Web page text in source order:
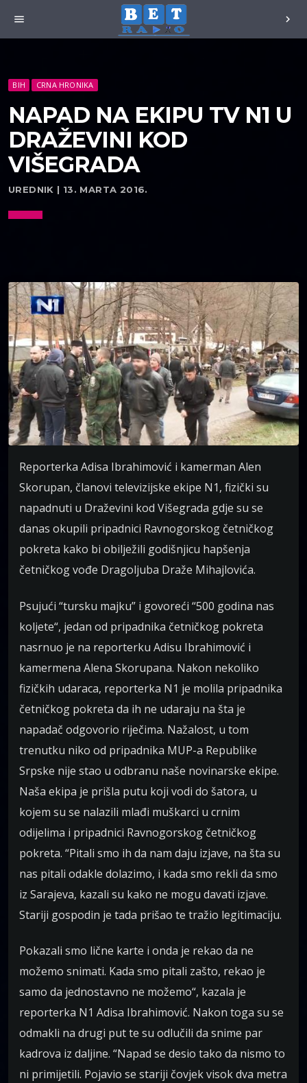
menu chevron_right
BIH CRNA HRONIKA
NAPAD NA EKIPU TV N1 U
DRAŽEVINI KOD
VIŠEGRADA
UREDNIK | 13. MARTA 2016.
Reporterka Adisa Ibrahimović i kamerman Alen
Skorupan, članovi televizijske ekipe N1, fizički su
napadnuti u Draževini kod Višegrada gdje su se
danas okupili pripadnici Ravnogorskog četničkog
pokreta kako bi obilježili godišnjicu hapšenja
četničkog vođe Dragoljuba Draže Mihajlovića.
Psujući “tursku majku” i govoreći “500 godina nas
koljete“, jedan od pripadnika četničkog pokreta
nasrnuo je na reporterku Adisu Ibrahimović i
kamermena Alena Skorupana. Nakon nekoliko
fizičkih udaraca, reporterka N1 je molila pripadnika
četničkog pokreta da ih ne udaraju na šta je
napadač odgovorio riječima. Nažalost, u tom
trenutku niko od pripadnika MUP-a Republike
Srpske nije stao u odbranu naše novinarske ekipe.
Naša ekipa je prišla putu koji vodi do šatora, u
kojem su se nalazili mlađi muškarci u crnim
odijelima i pripadnici Ravnogorskog četničkog
pokreta. “Pitali smo ih da nam daju izjave, na šta su
nas pitali odakle dolazimo, i kada smo rekli da smo
iz Sarajeva, kazali su kako ne mogu davati izjave.
Stariji gospodin je tada prišao te tražio legitimaciju.
Pokazali smo lične karte i onda je rekao da ne
možemo snimati. Kada smo pitali zašto, rekao je
samo da jednostavno ne možemo“, kazala je
reporterka N1 Adisa Ibrahimović. Nakon toga su se
odmakli na drugi put te su odlučili da snime par
kadrova iz daljine. “Napad se desio tako da nismo to
ni primijetili. Pojavio se stariji čovjek visok dva metra